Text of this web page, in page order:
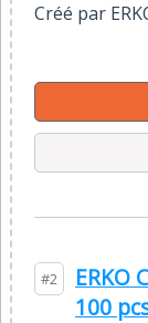
Créé par
#2
ERKO
100